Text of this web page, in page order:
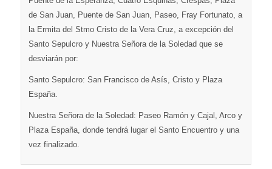
de San Juan, Puente de San Juan, Paseo, Fray Fortunato, a
la Ermita del Stmo Cristo de la Vera Cruz, a excepción del
Santo Sepulcro y Nuestra Señora de la Soledad que se
desviarán por:
Santo Sepulcro: San Francisco de Asís, Cristo y Plaza
España.
Nuestra Señora de la Soledad: Paseo Ramón y Cajal, Arco y
Plaza España, donde tendrá lugar el Santo Encuentro y una
vez finalizado.